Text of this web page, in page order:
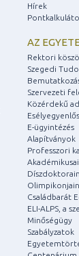
Hírek
AZ
Rektori
Szegedi
Szervezeti
Közérdekű
E-ügyintézés
Alapítványok
Professzori
Családbarát
ELI-ALPS, a
Minőségügy
Szabályzatok